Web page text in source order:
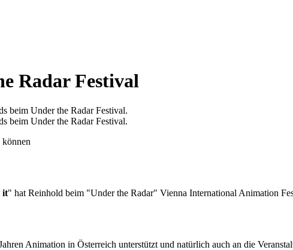
Radar Festival
beim Under the Radar Festival.
beim Under the Radar Festival.
können
it" hat Reinhold beim "Under the Radar" Vienna International Animation
Animation in Österreich unterstützt und natürlich auch an die